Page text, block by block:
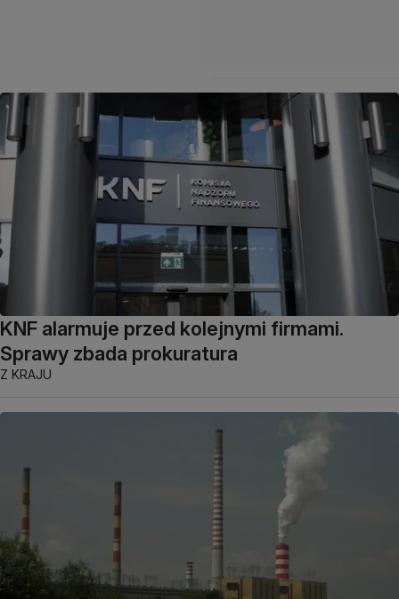
KNF alarmuje przed kolejnymi firmami.
Sprawy zbada prokuratura
Z KRAJU